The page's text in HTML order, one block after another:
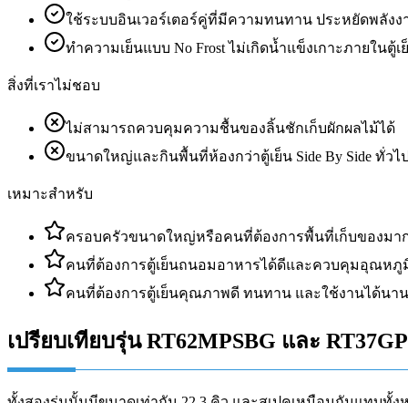
ใช้ระบบอินเวอร์เตอร์คู่ที่มีความทนทาน ประหยัดพลัง
ทำความเย็นแบบ No Frost ไม่เกิดน้ำแข็งเกาะภายในตู้เ
สิ่งที่เราไม่ชอบ
ไม่สามารถควบคุมความชื้นของลิ้นชักเก็บผักผลไม้ได้
ขนาดใหญ่และกินพื้นที่ห้องกว่าตู้เย็น Side By Side ทั่วไ
เหมาะสำหรับ
ครอบครัวขนาดใหญ่หรือคนที่ต้องการพื้นที่เก็บของมา
คนที่ต้องการตู้เย็นถนอมอาหารได้ดีและควบคุมอุณหภู
คนที่ต้องการตู้เย็นคุณภาพดี ทนทาน และใช้งานได้นาน
เปรียบเทียบรุ่น RT62MPSBG และ